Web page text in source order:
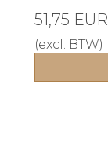
51,75 EUR
(excl. BTW)